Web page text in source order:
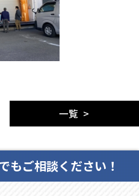
一覧 >
もご相談ください！